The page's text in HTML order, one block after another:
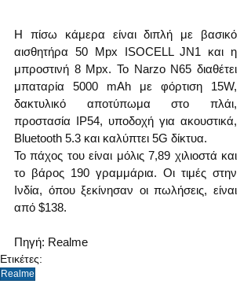
Η πίσω κάμερα είναι διπλή με βασικό
αισθητήρα 50 Mpx ISOCELL JN1 και η
μπροστινή 8 Mpx. Το Narzo N65 διαθέτει
μπαταρία 5000 mAh με φόρτιση 15W,
δακτυλικό αποτύπωμα στο πλάι,
προστασία IP54, υποδοχή για ακουστικά,
Bluetooth 5.3 και καλύπτει 5G δίκτυα.
Το πάχος του είναι μόλις 7,89 χιλιοστά και
το βάρος 190 γραμμάρια. Οι τιμές στην
Ινδία, όπου ξεκίνησαν οι πωλήσεις, είναι
από $138.
Πηγή: Realme
Ετικέτες:
Realme